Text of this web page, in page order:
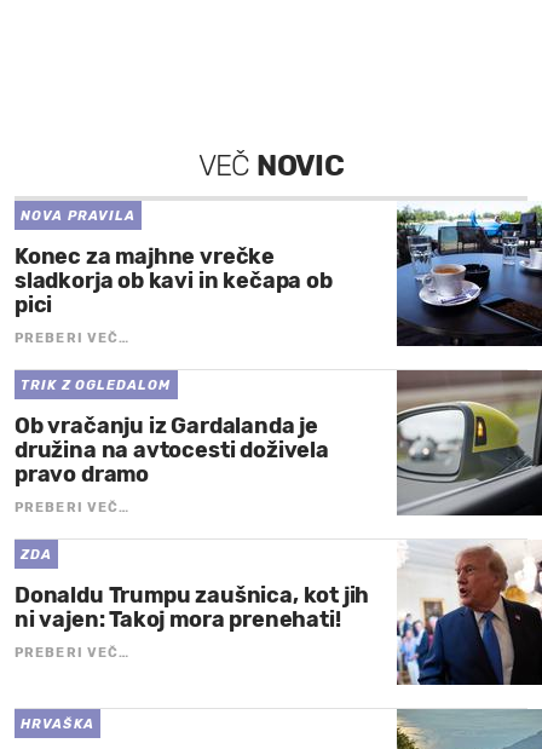
VEČ NOVIC
NOVA PRAVILA
Konec za majhne vrečke
sladkorja ob kavi in kečapa ob
pici
PREBERI VEČ…
TRIK Z OGLEDALOM
Ob vračanju iz Gardalanda je
družina na avtocesti doživela
pravo dramo
PREBERI VEČ…
ZDA
Donaldu Trumpu zaušnica, kot jih
ni vajen: Takoj mora prenehati!
PREBERI VEČ…
HRVAŠKA